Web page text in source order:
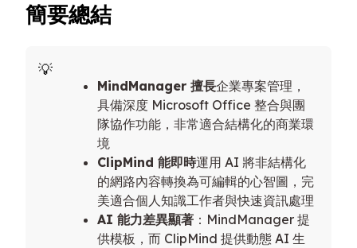
簡要總結
MindManager 擅長企業專案管理，
具備深度 Microsoft Office 整合與團
隊協作功能，非常適合結構化的商業環
境
ClipMind 能即時運用 AI 將非結構化
的網路內容轉換為可編輯的心智圖，完
美適合個人知識工作者與快速資訊處理
AI 能力差異顯著 ：MindManager 提
供模板，而 ClipMind 提供動態 AI 生